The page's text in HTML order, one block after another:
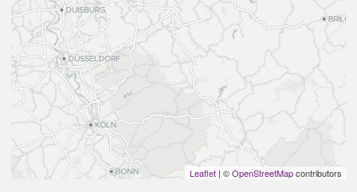
Leaflet | ©OpenStreetMapcontributors